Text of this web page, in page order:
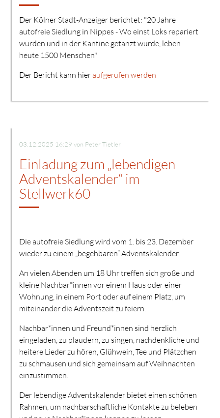
Der Kölner Stadt-Anzeiger berichtet: "20 Jahre
autofreie Siedlung in Nippes - Wo einst Loks repariert
wurden und in der Kantine getanzt wurde, leben
heute 1500 Menschen"
Der Bericht kann hier aufgerufen werden
03.12.2025 16:29 von Peter Tietler
Einladung zum „lebendigen
Adventskalender“ im
Stellwerk60
Die autofreie Siedlung wird vom 1. bis 23. Dezember
wieder zu einem „begehbaren“ Adventskalender.
An vielen Abenden um 18 Uhr treffen sich große und
kleine Nachbar*innen vor einem Haus oder einer
Wohnung, in einem Port oder auf einem Platz, um
miteinander die Adventszeit zu feiern.
Nachbar*innen und Freund*innen sind herzlich
eingeladen, zu plaudern, zu singen, nachdenkliche und
heitere Lieder zu hören, Glühwein, Tee und Plätzchen
zu schmausen und sich gemeinsam auf Weihnachten
einzustimmen.
Der lebendige Adventskalender bietet einen schönen
Rahmen, um nachbarschaftliche Kontakte zu beleben